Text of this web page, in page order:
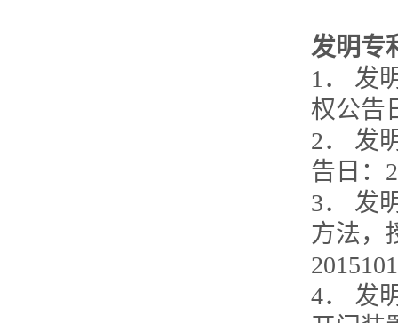
发明专
1． 发
权公告
2． 发
告日：
3． 发
方法，
4． 发